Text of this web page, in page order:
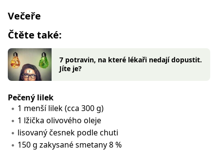
Večeře
Čtěte také:
7 potravin, na které lékaři nedají dopustit.
Jíte je?
Pečený lilek
1 menší lilek (cca 300 g)
1 lžička olivového oleje
lisovaný česnek podle chuti
150 g zakysané smetany 8 %